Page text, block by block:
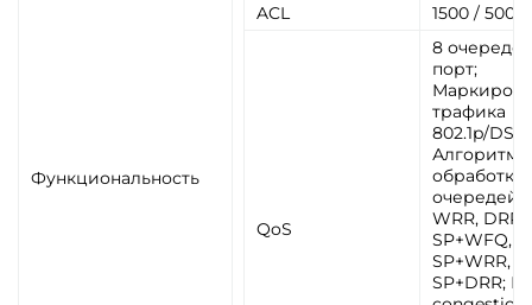
Функциональность
ACL 1500 / 500
QoS
8
порт;
трафика
802.1p/
Алгоритмы
обработки
очередей:
WRR, DRR,
SP+WFQ,
SP+WRR,
SP+DRR;